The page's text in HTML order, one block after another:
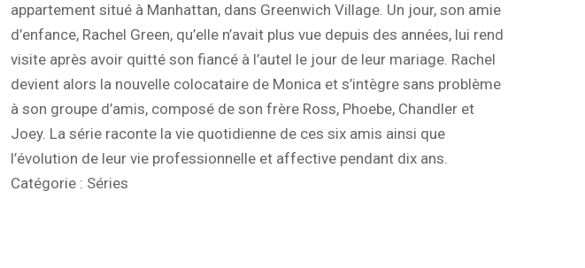
appartement situé à Manhattan, dans Greenwich Village. Un jour, son amie
d’enfance, Rachel Green, qu’elle n’avait plus vue depuis des années, lui rend
visite après avoir quitté son fiancé à l’autel le jour de leur mariage. Rachel
devient alors la nouvelle colocataire de Monica et s’intègre sans problème
à son groupe d’amis, composé de son frère Ross, Phoebe, Chandler et
Joey. La série raconte la vie quotidienne de ces six amis ainsi que
l’évolution de leur vie professionnelle et affective pendant dix ans.
Catégorie : Séries